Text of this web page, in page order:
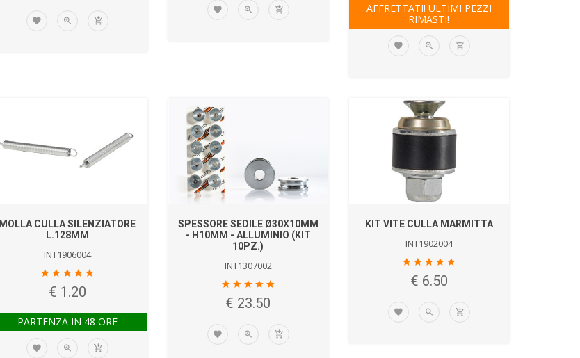
AFFRETTATI! ULTIMI PEZZI
RIMASTI!
MOLLA CULLA SILENZIATORE
L.128MM
INT1906004
€ 1.20
PARTENZA IN 48 ORE
SPESSORE SEDILE Ø30X10MM
- H10MM - ALLUMINIO (KIT
10PZ.)
INT1307002
€ 23.50
KIT VITE CULLA MARMITTA
INT1902004
€ 6.50